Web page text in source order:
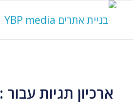
ארכיון תגיות עבור :